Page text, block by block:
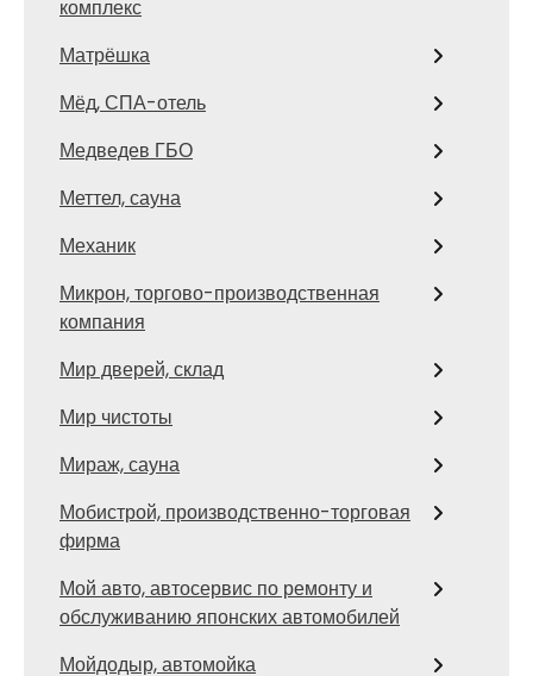
комплекс
Матрёшка
Мёд, СПА-отель
Медведев ГБО
Меттел, сауна
Механик
Микрон, торгово-производственная
компания
Мир дверей, склад
Мир чистоты
Мираж, сауна
Мобистрой, производственно-торговая
фирма
Мой авто, автосервис по ремонту и
обслуживанию японских автомобилей
Мойдодыр, автомойка